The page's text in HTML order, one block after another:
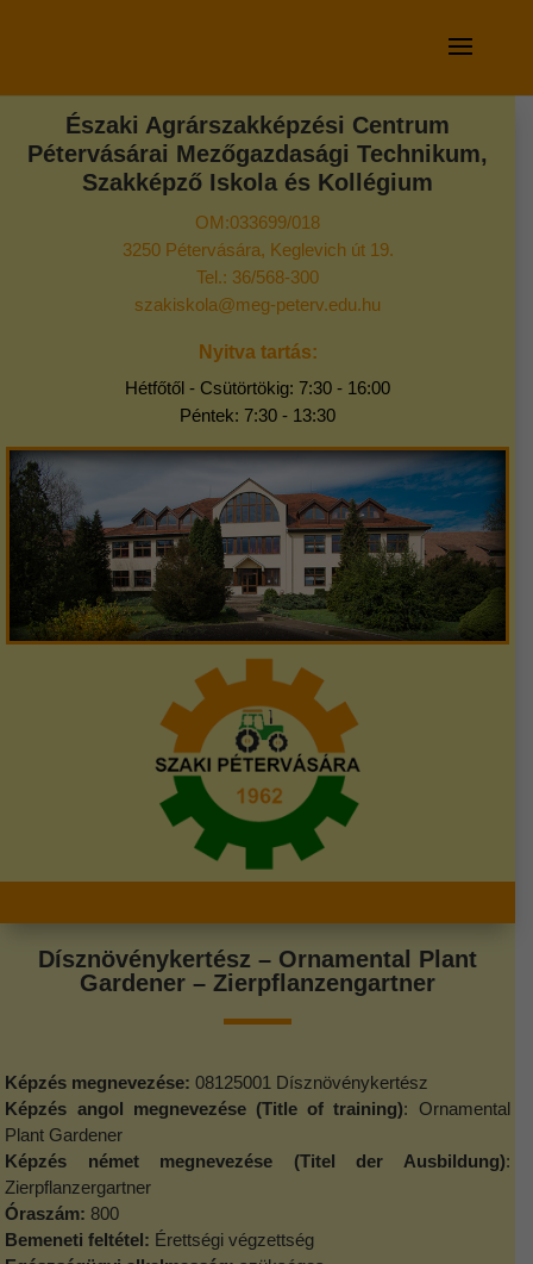
Északi Agrárszakképzési Centrum
Pétervásárai Mezőgazdasági Technikum,
Szakképző Iskola és Kollégium
OM:033699/018
3250 Pétervására, Keglevich út 19.
Tel.: 36/568-300
szakiskola@meg-peterv.edu.hu
Nyitva tartás:
Hétfőtől - Csütörtökig: 7:30 - 16:00
Péntek: 7:30 - 13:30
Dísznövénykertész – Ornamental Plant
Gardener – Zierpflanzengartner
Képzés megnevezése: 08125001 Dísznövénykertész
Képzés angol megnevezése (Title of training): Ornamental
Plant Gardener
Képzés német megnevezése (Titel der Ausbildung):
Zierpflanzergartner
Óraszám: 800
Bemeneti feltétel: Érettségi végzettség